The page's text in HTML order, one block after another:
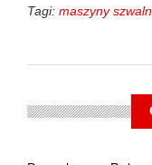
Tagi: maszyny